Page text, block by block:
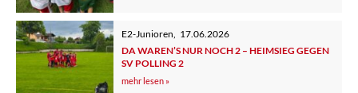
E2-Junioren
17.06.2026
DA WAREN’S NUR NOCH 2 – HEIMSIEG GEGEN
SV POLLING 2
mehr lesen »